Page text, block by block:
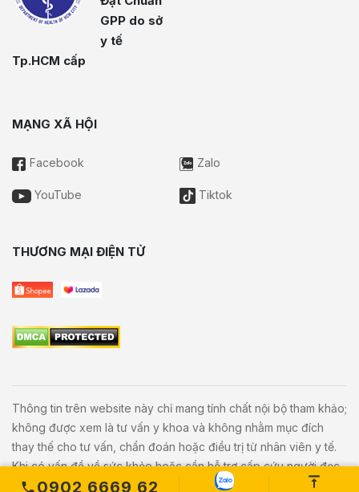
GPP do sở
y tế
Tp.HCM cấp
MẠNG XÃ HỘI
Facebook Zalo
YouTube Tiktok
THƯƠNG MẠI ĐIỆN TỬ
Thông tin trên website này chỉ mang tính chất nội bộ tham khảo;
không được xem là tư vấn y khoa và không nhằm mục đích
thay thế cho tư vấn, chẩn đoán hoặc điều trị từ nhân viên y tế.
Khi có vấn đề về sức khỏe hoặc cần hỗ trợ cấp cứu người đọc
cần liên hệ bác sĩ và cơ sở y tế gần nhất.
0902 6669 62